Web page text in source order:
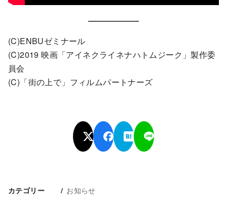
(C)ENBUゼミナール
(C)2019 映画「アイネクライネナハトムジーク」製作委
員会
(C)「街の上で」フィルムパートナーズ
カテゴリー お知らせ